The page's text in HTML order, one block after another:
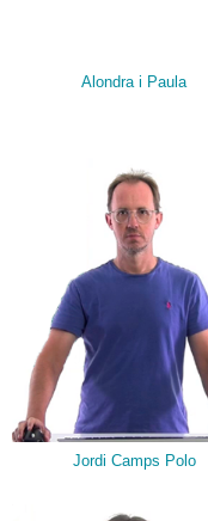
Alondra i Paula
Jordi Camps Polo